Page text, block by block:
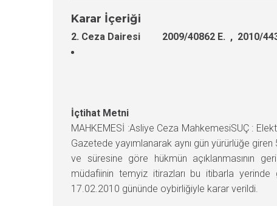
Karar İçeriği
2. Ceza Dairesi 2009/40862 E. , 2010/
İçtihat Metni
MAHKEMESİ :Asliye Ceza MahkemesiSUÇ :
Gazetede yayımlanarak aynı gün yürürlüğe giren
ve süresine göre hükmün açıklanmasının
müdafiinin temyiz itirazları bu itibarla
17.02.2010 gününde oybirliğiyle karar verildi.